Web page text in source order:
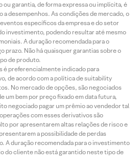
garantia, de forma expressa ou implícita, é
a desempenhos. As condições de mercado, o
específicos da empresa e do setor
investimento, podendo resultar até mesmo
A duração recomendada para o
prazo. Não há quaisquer garantias sobre o
de produto.
é preferencialmente indicado para
de acordo com a política de suitability
No mercado de opções, são negociados
um bem por preço fixado em data futura,
negociado pagar um prêmio ao vendedor tal
com esses derivativos são
por apresentarem altas relações de risco e
a possibilidade de perdas
A duração recomendada para o investimento
do cliente não está garantido neste tipo de